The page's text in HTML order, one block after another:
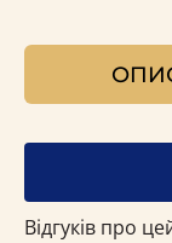
Відгуків про